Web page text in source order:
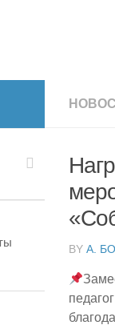
BY А.